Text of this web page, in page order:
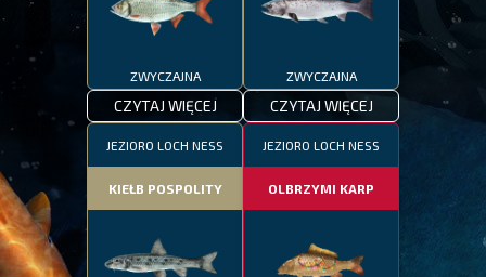
ZWYCZAJNA
CZYTAJ WIĘCEJ
ZWYCZAJNA
CZYTAJ WIĘCEJ
JEZIORO LOCH NESS
KIEŁB POSPOLITY
JEZIORO LOCH NESS
OLBRZYMI KARP